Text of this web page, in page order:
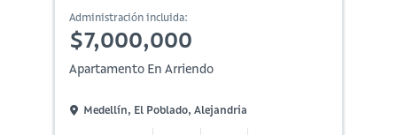
Administración incluida:
$7,000,000
Apartamento En Arriendo
Medellín, El Poblado, Alejandria